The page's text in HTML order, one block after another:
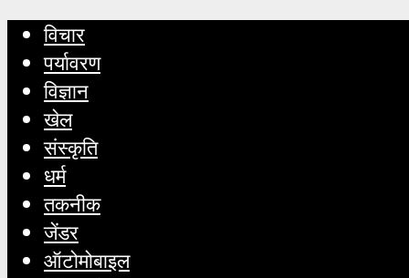
विचार
पर्यावरण
विज्ञान
खेल
संस्कृति
धर्म
तकनीक
जेंडर
ऑटोमोबाइल